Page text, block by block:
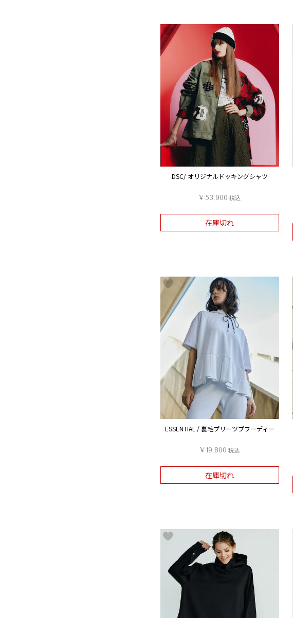
DSC/ オリジナルドッキングシャツ
¥53,900 税込
在庫切れ
ESSENTIAL / 裏毛プリーツプフーディー
¥19,800 税込
在庫切れ